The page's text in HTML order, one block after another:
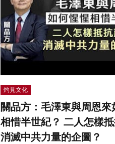
灼見文化
關品方：毛澤東與周恩來
相惜半世紀？ 二人怎樣
消滅中共力量的企圖？